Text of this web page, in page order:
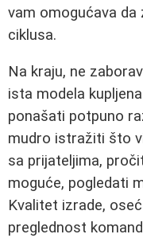
vam omogućava
ciklusa.
Na kraju, ne
ista modela
ponašati potpuno
mudro istražiti što
sa prijateljima,
moguće, pogledati
Kvalitet izrade,
preglednost